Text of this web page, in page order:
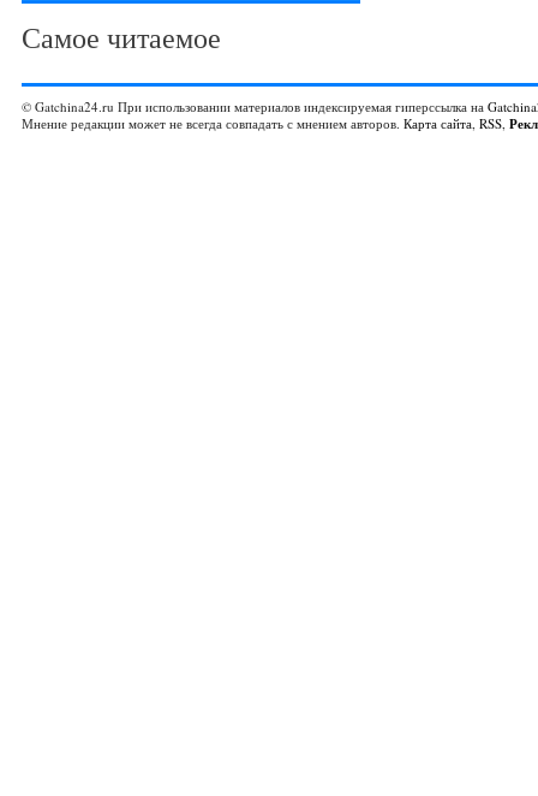
Самое читаемое
© Gatchina24.ru При использовании материалов индексируемая гиперссылка на
Мнение редакции может не всегда совпадать с мнением авторов. Карта сайта, RSS,